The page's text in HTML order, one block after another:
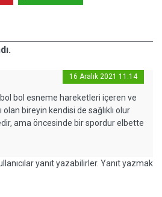
16 Aralık 2021 11:14
bol esneme hareketleri içeren ve
olan bireyin kendisi de sağlıklı olur
ama öncesinde bir spordur elbette
yanıt yazabilirler. Yanıt yazmak